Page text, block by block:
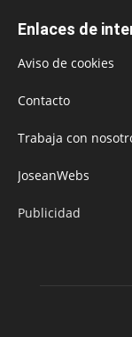
Enlaces de
Aviso de cookies
Contacto
Trabaja con
JoseanWebs
Publicidad